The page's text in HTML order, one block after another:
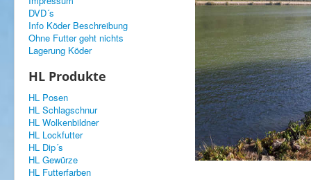
DVD´s
Info Köder Beschreibung
Ohne Futter geht nichts
Lagerung Köder
HL Produkte
HL Posen
HL Schlagschnur
HL Wolkenbildner
HL Lockfutter
HL Dip´s
HL Gewürze
HL Futterfarben